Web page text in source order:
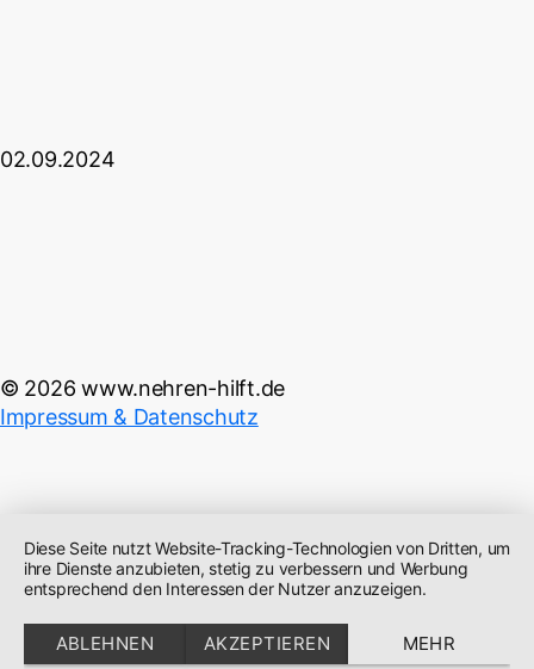
02.09.2024
© 2026 www.nehren-hilft.de
Impressum & Datenschutz
Diese Seite nutzt Website-Tracking-Technologien von Dritten, um
ihre Dienste anzubieten, stetig zu verbessern und Werbung
entsprechend den Interessen der Nutzer anzuzeigen.
ABLEHNEN AKZEPTIEREN MEHR